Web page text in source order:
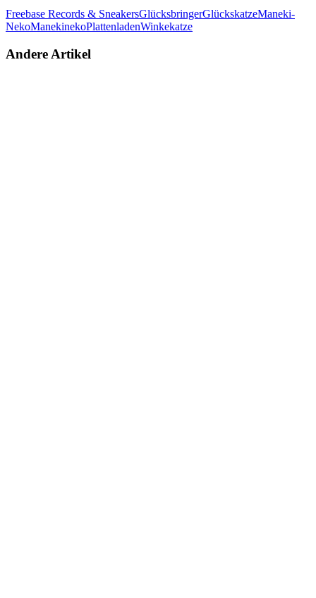
Freebase Records & SneakersGlücksbringerGlückskatzeManeki-
NekoManekinekoPlattenladenWinkekatze
Andere Artikel